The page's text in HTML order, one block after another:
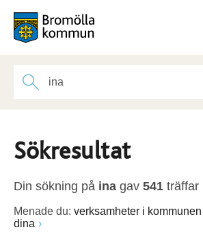
Sökresultat
Din sökning på ina gav 541 träffar
Menade du: verksamheter i kommunen
dina